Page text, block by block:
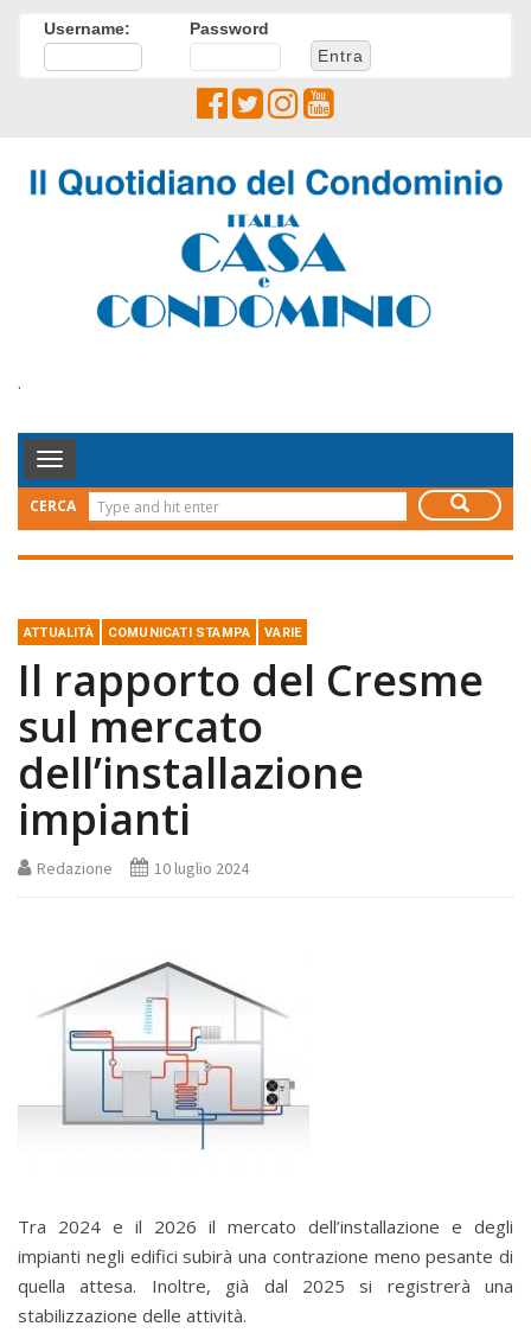
Username: Password
.
Toggle
Navigation
CERCA
ATTUALITÀ COMUNICATI STAMPA VARIE
Il rapporto del Cresme
sul mercato
dell’installazione
impianti
Redazione 10 luglio 2024
Tra 2024 e il 2026 il mercato dell’installazione e degli
impianti negli edifici subirà una contrazione meno pesante di
quella attesa. Inoltre, già dal 2025 si registrerà una
stabilizzazione delle attività.